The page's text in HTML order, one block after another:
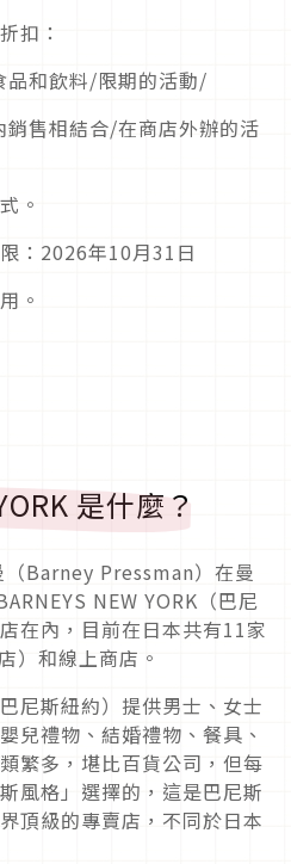
扣：
和飲料/限期的活動/
售相結合/在商店外辦的活
。
：2026年10月31日
。
是什麼？
Barney Pressman）在曼
NEW YORK（巴尼
在內，目前在日本共有11家
）和線上商店。
尼斯紐約）提供男士、女士
兒禮物、結婚禮物、餐具、
繁多，堪比百貨公司，但每
風格」選擇的，這是巴尼斯
頂級的專賣店，不同於日本